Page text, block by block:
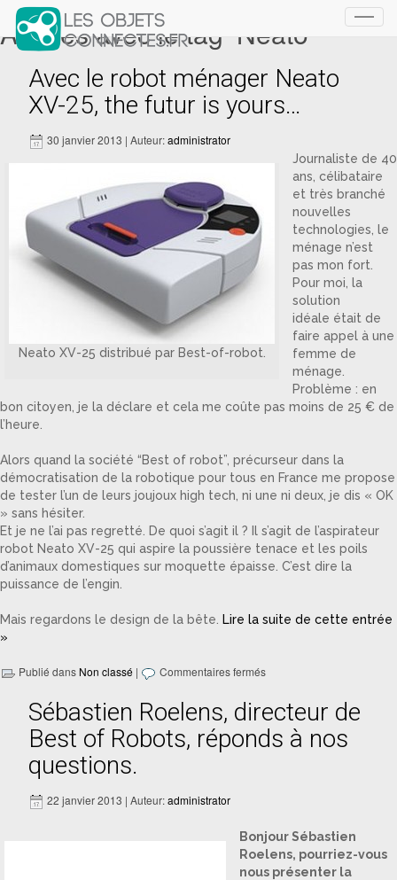
Articles avec le tag ‘Neato’
Avec le robot ménager Neato
XV-25, the futur is yours…
30 janvier 2013 | Auteur:administrator
Neato XV-25 distribué par Best-of-robot.
Journaliste de 40
ans, célibataire
et très branché
nouvelles
technologies, le
ménage n’est
pas mon fort.
Pour moi, la
solution
idéale était de
faire appel à une
femme de
ménage.
Problème : en
bon citoyen, je la déclare et cela me coûte pas moins de 25 € de
l’heure.
Alors quand la société “Best of robot”, précurseur dans la
démocratisation de la robotique pour tous en France me propose
de tester l’un de leurs joujoux high tech, ni une ni deux, je dis « OK
» sans hésiter.
Et je ne l’ai pas regretté. De quoi s’agit il ? Il s’agit de l’aspirateur
robot Neato XV-25 qui aspire la poussière tenace et les poils
d’animaux domestiques sur moquette épaisse. C’est dire la
puissance de l’engin.
Mais regardons le design de la bête.
Lire la suite de cette entrée
»
Publié dans Non classé | Commentaires fermés
Sébastien Roelens, directeur de
Best of Robots, réponds à nos
questions.
22 janvier 2013 | Auteur:administrator
Bonjour Sébastien
Roelens, pourriez-vous
nous présenter la